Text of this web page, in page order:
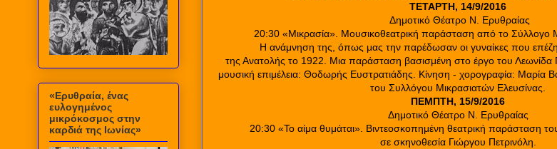
ΤΕΤΑΡΤΗ, 14/9/2016
Δημοτικό Θέατρο Ν. Ερυθραίας
20:30 «Μικρασία». Μουσικοθεατρική παράσταση από το Σύλλογο
Η ανάμνηση της, όπως μας την παρέδωσαν οι γυναίκες που
της Ανατολής το 1922. Μια παράσταση βασισμένη στο έργο του
μουσική επιμέλεια: Θοδωρής Ευστρατιάδης. Κίνηση - χορογραφία: Μαρία
του Συλλόγου Μικρασιατών Ελευσίνας.
ΠΕΜΠΤΗ, 15/9/2016
Δημοτικό Θέατρο Ν. Ερυθραίας
20:30 «Το αίμα θυμάται». Βιντεοσκοπημένη θεατρική παράσταση
σε σκηνοθεσία Γιώργου Πετρινόλη.
«Ερυθραία, ένας
ευλογημένος
μικρόκοσμος στην
καρδιά της Ιωνίας»